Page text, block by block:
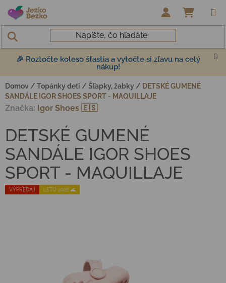
Prejsť na obsah
🎉 Roztočte koleso šťastia a vytočte si zľavu na celý
nákup!
Domov / Topánky deti / Šľapky, žabky / DETSKÉ GUMENÉ
SANDÁLE IGOR SHOES SPORT - MAQUILLAJE
VÝPREDAJ LETO 2026 🌊
DETSKÉ GUMENÉ
SANDÁLE IGOR SHOES
SPORT - MAQUILLAJE
Značka: Igor Shoes 🇪🇸